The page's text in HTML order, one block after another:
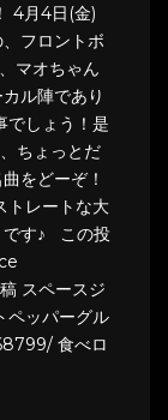
4月4日(金)
フロントボ
マオちゃん
ル陣であり
でしょう！是
ちょっとだ
をどーぞ！
トレートな大
です♪ この投
スペースジ
ッパーグル
食べロ